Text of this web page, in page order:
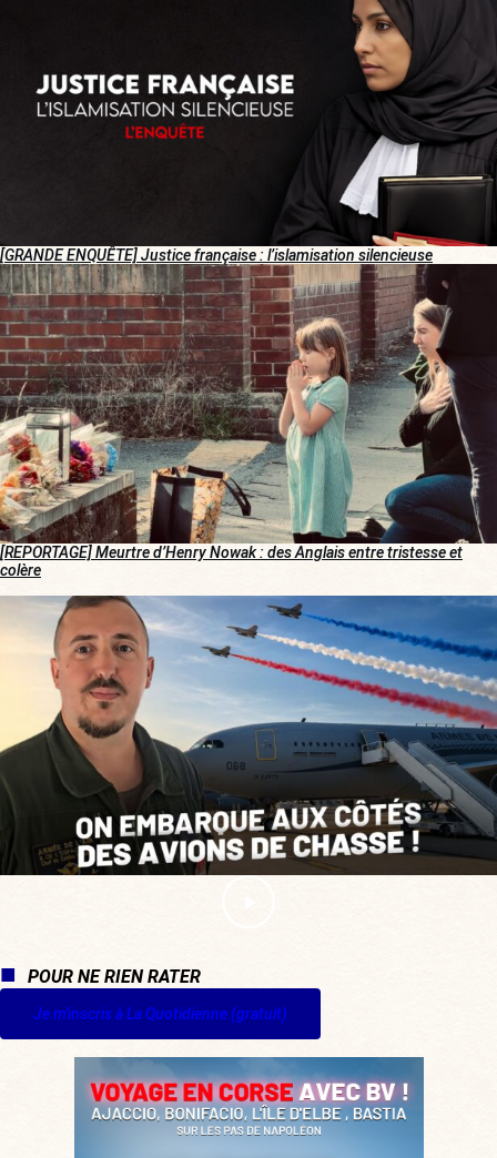
[GRANDE ENQUÊTE] Justice française : l’islamisation silencieuse
[REPORTAGE] Meurtre d’Henry Nowak : des Anglais entre tristesse et
colère
POUR NE RIEN RATER
Je m'inscris à La Quotidienne (gratuit)